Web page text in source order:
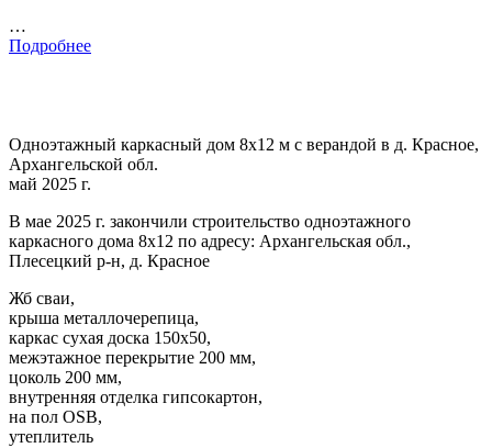
…
Подробнее
Одноэтажный каркасный дом 8х12 м с верандой в д. Красное,
Архангельской обл.
май 2025 г.
В мае 2025 г. закончили строительство одноэтажного
каркасного дома 8х12 по адресу: Архангельская обл.,
Плесецкий р-н, д. Красное
Жб сваи,
крыша металлочерепица,
каркас сухая доска 150х50,
межэтажное перекрытие 200 мм,
цоколь 200 мм,
внутренняя отделка гипсокартон,
на пол OSB,
утеплитель